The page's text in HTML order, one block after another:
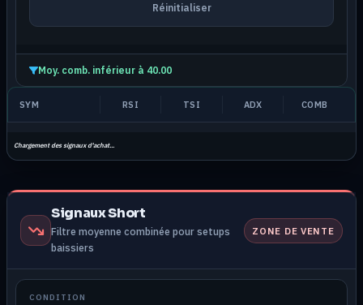
Réinitialiser
Moy. comb. inférieur à 40.00
SYM RSI TSI ADX COMB
Chargement des signaux d'achat...
Signaux Short
Filtre moyenne combinée pour setups
baissiers
ZONE DE VENTE
CONDITION